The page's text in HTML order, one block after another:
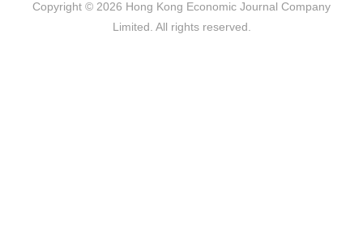
Copyright © 2026 Hong Kong Economic Journal Company
Limited. All rights reserved.